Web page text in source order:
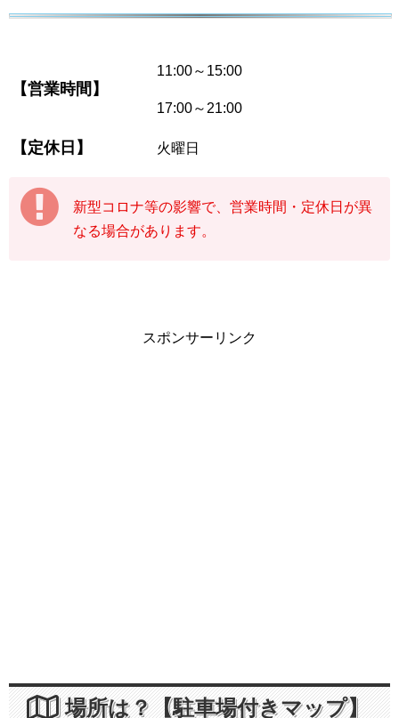
【営業時間】
11:00～15:00
17:00～21:00
【定休日】 火曜日
新型コロナ等の影響で、営業時間・定休日が異
なる場合があります。
スポンサーリンク
場所は？【駐車場付きマップ】